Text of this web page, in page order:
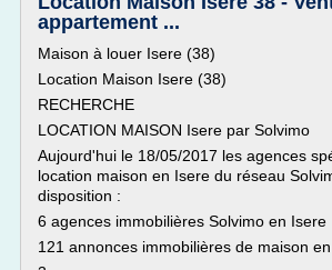
appartement ...
Maison à louer Isere (38)
Location Maison Isere (38)
RECHERCHE
LOCATION MAISON Isere par Solvimo
Aujourd'hui le 18/05/2017 les agences
location maison en Isere du réseau
disposition :
6 agences immobilières Solvimo en Isere
121 annonces immobilières de maison